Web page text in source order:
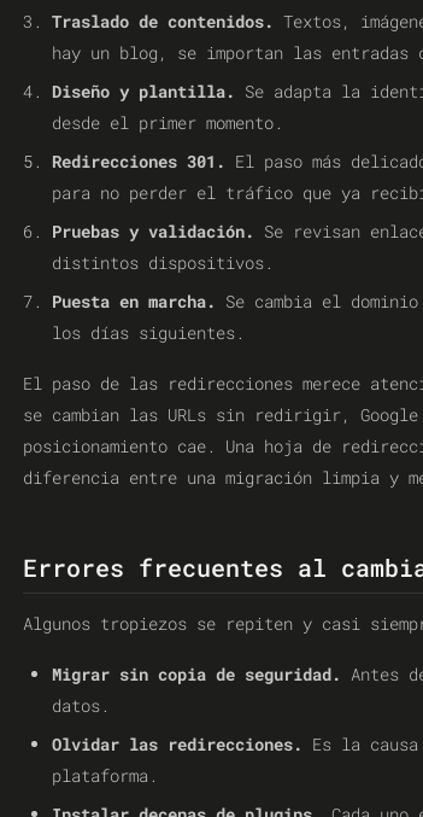
Traslado de contenidos. Textos,
hay un blog, se importan las entradas
Diseño y plantilla. Se adapta la
desde el primer momento.
Redirecciones 301. El paso más
para no perder el tráfico que ya
Pruebas y validación. Se revisan
distintos dispositivos.
Puesta en marcha. Se cambia el
los días siguientes.
El paso de las redirecciones merece
se cambian las URLs sin redirigir,
posicionamiento cae. Una hoja de
diferencia entre una migración limpia y
Errores frecuentes al
Algunos tropiezos se repiten y casi
Migrar sin copia de seguridad. Antes
datos.
Olvidar las redirecciones. Es la
plataforma.